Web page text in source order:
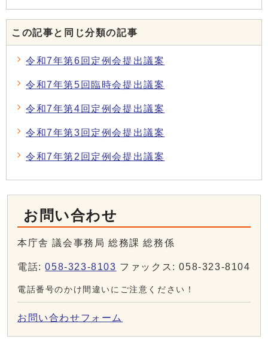
この記事と同じ分類の記事
令和7年第6回定例会提出議案
令和7年第5回臨時会提出議案
令和7年第4回定例会提出議案
令和7年第3回定例会提出議案
令和7年第2回定例会提出議案
お問い合わせ
本庁舎 議会事務局 総務課 総務係
電話:058-323-8103 ファックス: 058-323-8104
電話番号のかけ間違いにご注意ください！
お問い合わせフォーム